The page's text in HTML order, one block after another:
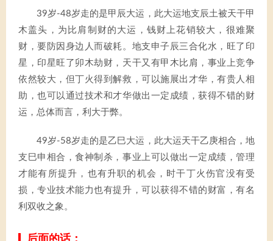
39岁-48岁走的是甲辰大运，此大运地支辰土被天干甲
木盖头，为比肩制财的大运，钱财上花销较大，很难聚
财，要防因身边人而破耗。地支申子辰三合化水，旺了印
星，印星旺了卯木劫财，天干又有甲木比肩，事业上竞争
依然较大，但丁火得到解救，可以施展出才华，有贵人相
助，也可以通过技术和才华做出一定成绩，获得不错的财
运，总体而言，利大于弊。
49岁-58岁走的是乙巳大运，此大运天干乙庚相合，地
支巳申相合，食神制杀，事业上可以做出一定成绩，管理
才能有所提升，也有升职的机会，时干丁火伤官没有受
损，专业技术能力也有提升，可以获得不错的财富，有名
利双收之象。